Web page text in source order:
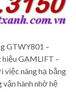
GTWY801 –
hiệu GAMLIFT –
việc nâng hạ bằng
hành nhờ hệ